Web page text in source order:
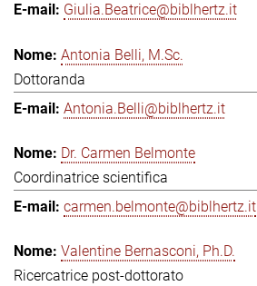
Giulia.Beatrice@biblhertz.it
Antonia Belli, M.Sc.
Dottoranda
Antonia.Belli@biblhertz.it
Dr. Carmen Belmonte
Coordinatrice scientifica
carmen.belmonte@biblhertz.it
Valentine Bernasconi, Ph.D.
Ricercatrice post-dottorato